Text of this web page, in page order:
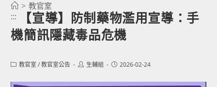
> 教官室
:::
【宣導】防制藥物濫用宣導：手
機簡訊隱藏毒品危機
Post教官室 / 教官室公告
Post生輔組
Post2026-02-24